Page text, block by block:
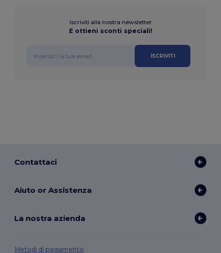
Iscriviti alla nostra newsletter
E ottieni sconti speciali!
ISCRIVITI
Contattaci
Aiuto or Assistenza
La nostra azienda
Metodi di pagamento